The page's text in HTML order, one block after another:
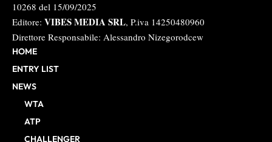
10268 del 15/09/2025
Editore: VIBES MEDIA SRL, P.iva 14250480960
Direttore Responsabile: Alessandro Nizegorodcew
HOME
ENTRY LIST
NEWS
WTA
ATP
CHALLENGER